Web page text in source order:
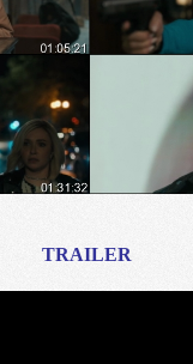
TRAILER